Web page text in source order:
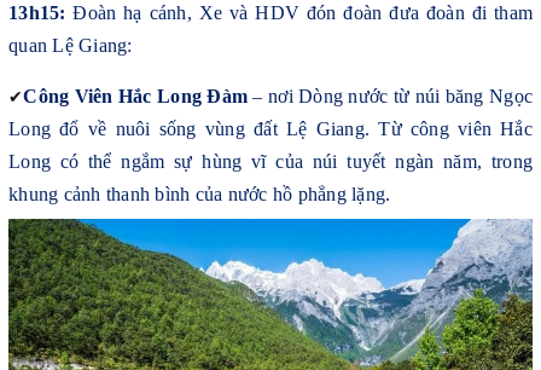
13h15: Đoàn hạ cánh, Xe và HDV đón đoàn đưa đoàn đi tham
quan Lệ Giang:
✔Công Viên Hắc Long Đàm – nơi Dòng nước từ núi băng Ngọc
Long đổ về nuôi sống vùng đất Lệ Giang. Từ công viên Hắc
Long có thể ngắm sự hùng vĩ của núi tuyết ngàn năm, trong
khung cảnh thanh bình của nước hồ phẳng lặng.